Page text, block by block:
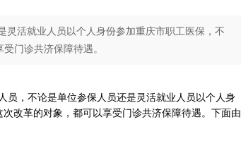
灵活就业人员以个人身份参加重庆市职工医保，不
门诊共济保障待遇。
员，不论是单位参保人员还是灵活就业人员以个人身
改革的对象，都可以享受门诊共济保障待遇。下面由